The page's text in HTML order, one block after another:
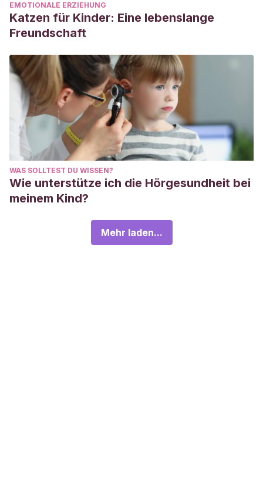
EMOTIONALE ERZIEHUNG
Katzen für Kinder: Eine lebenslange
Freundschaft
WAS SOLLTEST DU WISSEN?
Wie unterstütze ich die Hörgesundheit bei
meinem Kind?
Mehr laden...